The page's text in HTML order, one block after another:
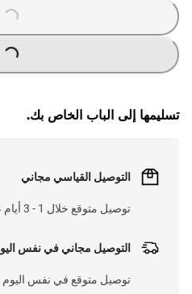
...
...
تسليمها إلى الباب الخاص بك.
التوصيل القياسي مجاني
توصيل متوقع خلال 1 - 3 أيام عم على 25 د.ك
التوصيل مجاني في نفس
توصيل متوقع في نفس اليوم على